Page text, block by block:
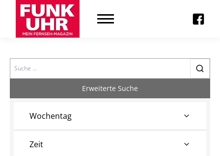
Search
Erweiterte Suche
Wochentag
Zeit